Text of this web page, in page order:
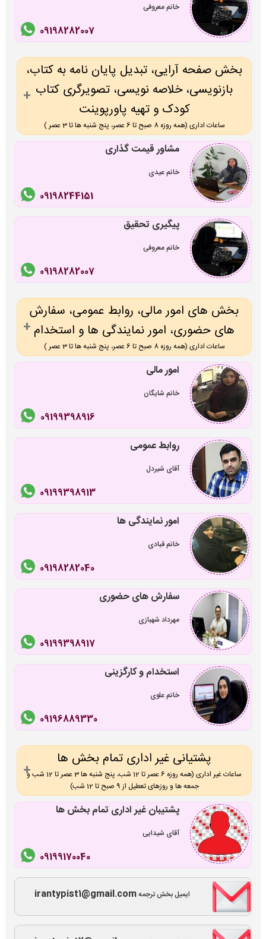
خانم معروفی
09198282007
بخش صفحه آرایی، تبدیل پایان نامه به کتاب،
بازنویسی، خلاصه نویسی، تصویرگری کتاب
کودک و تهیه پاورپوینت
ساعات اداری (همه روزه 8 صبح تا 6 عصر، پنج شنبه ها تا 3 عصر )
مشاور قیمت گذاری
خانم عیدی
09198244151
پیگیری تحقیق
خانم معروفی
09198282007
بخش های امور مالی، روابط عمومی، سفارش
های حضوری، امور نمایندگی ها و استخدام
ساعات اداری (همه روزه 8 صبح تا 6 عصر، پنج شنبه ها تا 3 عصر )
امور مالی
خانم شایگان
09199398916
روابط عمومی
آقای شیردل
09199398913
امور نمایندگی ها
خانم قبادی
09198282040
سفارش های حضوری
مهرداد شهبازی
09199398917
استخدام و کارگزینی
خانم علوی
09196889330
پشتیانی غیر اداری تمام بخش ها
ساعات غیر اداری (همه روزه 6 عصر تا 12 شب، پنج شنبه ها 3 عصر تا 12 شب و
جمعه ها و روزهای تعطیل از 9 صبح تا 12 شب)
پشتیبان غیر اداری تمام بخش ها
آقای شیدایی
09199170040
ایمیل بخش ترجمهirantypist1@gmail.com